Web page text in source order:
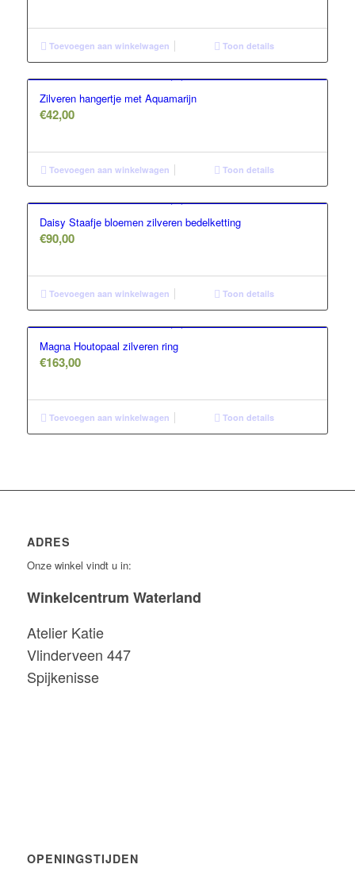
Toevoegen aan winkelwagen Toon details
Zilveren hangertje met Aquamarijn
€42,00
Toevoegen aan winkelwagen Toon details
Daisy Staafje bloemen zilveren bedelketting
€90,00
Toevoegen aan winkelwagen Toon details
Magna Houtopaal zilveren ring
€163,00
Toevoegen aan winkelwagen Toon details
ADRES
Onze winkel vindt u in:
Winkelcentrum Waterland
Atelier Katie
Vlinderveen 447
Spijkenisse
OPENINGSTIJDEN